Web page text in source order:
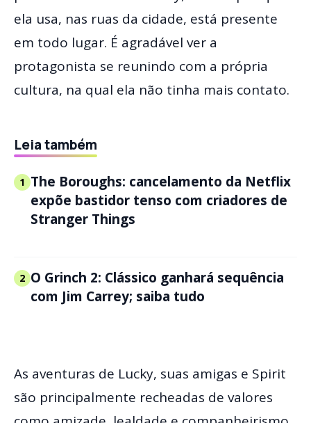
ela usa, nas ruas da cidade, está presente
em todo lugar. É agradável ver a
protagonista se reunindo com a própria
cultura, na qual ela não tinha mais contato.
Leia também
1 The Boroughs: cancelamento da Netflix
expõe bastidor tenso com criadores de
Stranger Things
2 O Grinch 2: Clássico ganhará sequência
com Jim Carrey; saiba tudo
As aventuras de Lucky, suas amigas e Spirit
são principalmente recheadas de valores